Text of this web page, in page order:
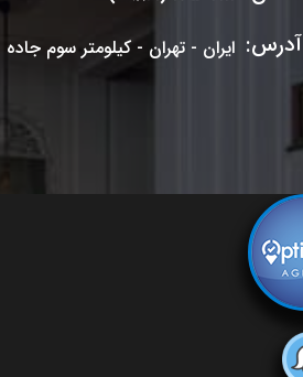
آدرس: ایران - تهران - کیلومتر سوم